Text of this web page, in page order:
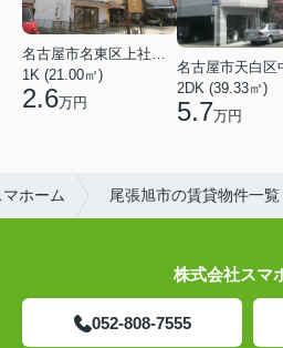
名古屋市名東区上社２丁目
1K (21.00㎡)
2.6万円
2DK (39.33㎡)
5.7万円
ホーム 尾張旭市の賃貸物件一覧
株式会社スマ
052-808-7555